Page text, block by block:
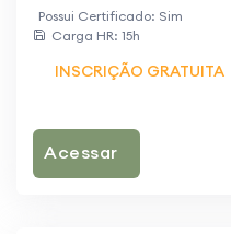
Possui Certificado: Sim
Carga HR: 15h
INSCRIÇÃO GRATUITA
Acessar